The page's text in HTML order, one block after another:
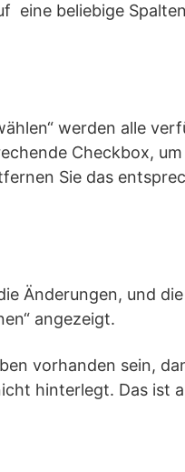
eine beliebige
werden alle
Checkbox,
Sie das
Änderungen, und
angezeigt.
vorhanden sein,
hinterlegt. Das ist